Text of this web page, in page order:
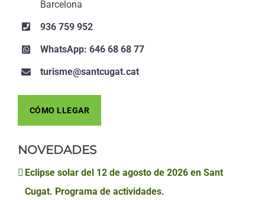
Barcelona
936 759 952
WhatsApp: 646 68 68 77
turisme@santcugat.cat
CÓMO LLEGAR
NOVEDADES
Eclipse solar del 12 de agosto de 2026 en Sant
Cugat. Programa de actividades.